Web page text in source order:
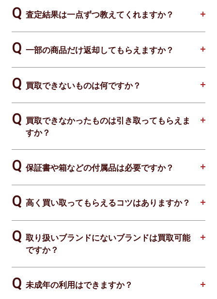
査定結果は一点ずつ教えてくれますか？
一部の商品だけ返却してもらえますか？
買取できないものは何ですか？
買取できなかったものは引き取ってもらえま
すか？
保証書や箱などの付属品は必要ですか？
高く買い取ってもらえるコツはありますか？
取り扱いブランドにないブランドは買取可能
ですか？
未成年の利用はできますか？